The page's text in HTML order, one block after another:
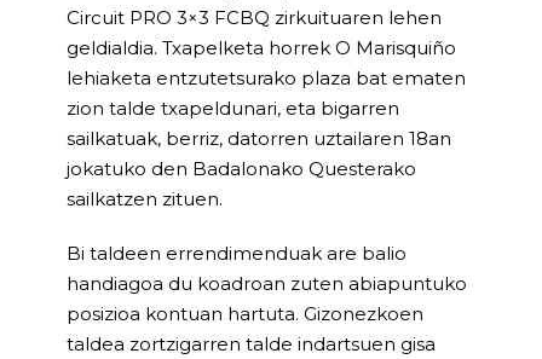
Circuit PRO 3×3 FCBQ zirkuituaren lehen
geldialdia. Txapelketa horrek O Marisquiño
lehiaketa entzutetsurako plaza bat ematen
zion talde txapeldunari, eta bigarren
sailkatuak, berriz, datorren uztailaren 18an
jokatuko den Badalonako Questerako
sailkatzen zituen.
Bi taldeen errendimenduak are balio
handiagoa du koadroan zuten abiapuntuko
posizioa kontuan hartuta. Gizonezkoen
taldea zortzigarren talde indartsuen gisa